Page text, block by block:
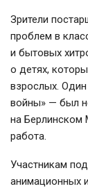
Зрители
проблем в
и бытовых
о детях,
взрослых.
войны» — был
на Берлинском
работа.
Участникам
анимационных